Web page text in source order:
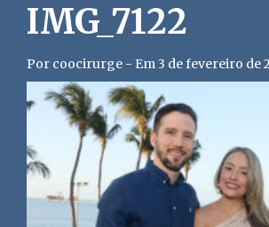
IMG_7122
Por coocirurge - Em 3 de fevereiro de